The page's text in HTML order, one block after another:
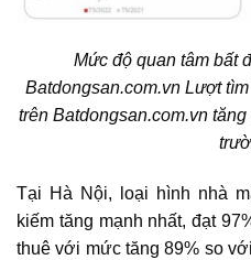
Mức độ quan tâm bất
Batdongsan.com.vn Lượt
trên Batdongsan.com.vn
Tại Hà Nội, loại hình nhà
kiếm tăng mạnh nhất, đạt
thuê với mức tăng 89% so